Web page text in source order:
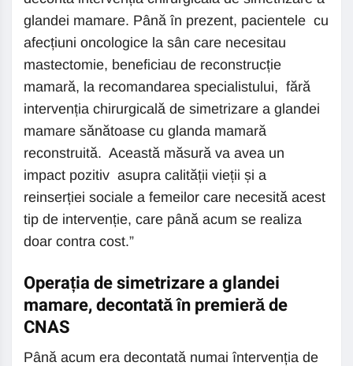
glandei mamare. Până în prezent, pacientele cu
afecțiuni oncologice la sân care necesitau
mastectomie, beneficiau de reconstrucție
mamară, la recomandarea specialistului, fără
intervenția chirurgicală de simetrizare a glandei
mamare sănătoase cu glanda mamară
reconstruită. Această măsură va avea un
impact pozitiv asupra calității vieții și a
reinserției sociale a femeilor care necesită acest
tip de intervenție, care până acum se realiza
doar contra cost.”
Operația de simetrizare a glandei
mamare, decontată în premieră de
CNAS
Până acum era decontată numai întervenția de